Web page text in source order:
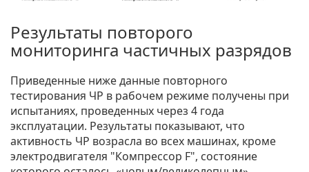
Результаты повторого
мониторинга частичных разрядов
Приведенные ниже данные повторного
тестирования ЧР в рабочем режиме получены при
испытаниях, проведенных через 4 года
эксплуатации. Результаты показывают, что
активность ЧР возрасла во всех машинах, кроме
электродвигателя "Компрессор F", состояние